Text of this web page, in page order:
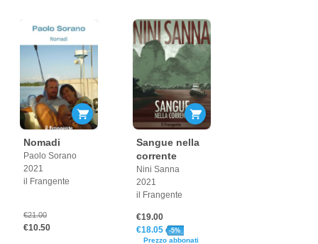
Nomadi
Paolo Sorano
2021
il Frangente
€21.00
€10.50
Sangue nella
corrente
Nini Sanna
2021
il Frangente
€19.00
€18.05 -5%
Prezzo abbonati